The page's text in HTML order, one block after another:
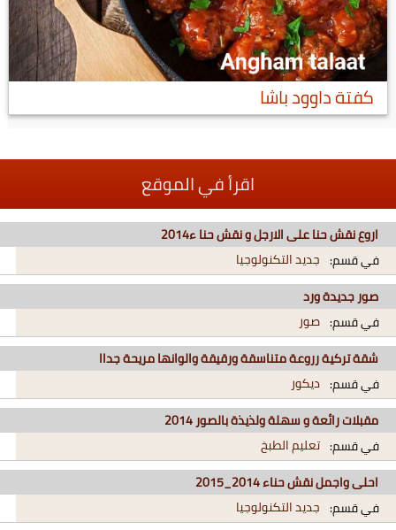
كفتة داوود باشا
اقرأ في الموقع
اروع نقش حنا على الارجل و نقش حنا ء2014
في قسم: جديد التكنولوجيا
صور جديدة ورد
في قسم: صور
شقة تركية رروعة متناسقة ورقيقة والوانها مريحة جداا
في قسم: ديكور
مقبلات رائعة و سهلة ولذيذة بالصور 2014
في قسم: تعليم الطبخ
احلى واجمل نقش حناء 2014_2015
في قسم: جديد التكنولوجيا